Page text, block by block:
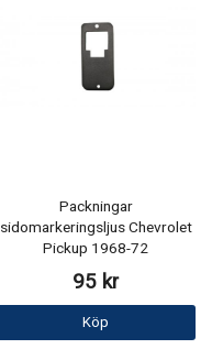
Packningar
sidomarkeringsljus Chevrolet
Pickup 1968-72
95 kr
Köp